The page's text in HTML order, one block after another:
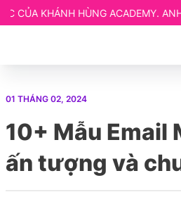
ANH CHỊ MUỐN TÍCH
ngay
01 THÁNG 02, 2024
10+ Mẫu Email
ấn tượng và